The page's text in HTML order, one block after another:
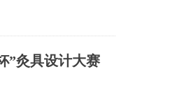
”灸具设计大赛